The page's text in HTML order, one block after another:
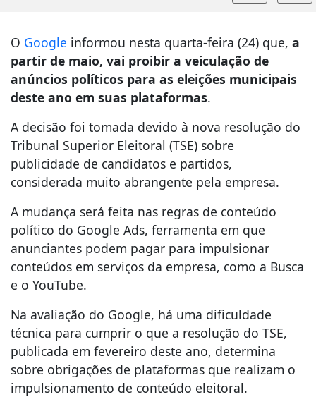
O Google informou nesta quarta-feira (24) que, a
partir de maio, vai proibir a veiculação de
anúncios políticos para as eleições municipais
deste ano em suas plataformas.
A decisão foi tomada devido à nova resolução do
Tribunal Superior Eleitoral (TSE) sobre
publicidade de candidatos e partidos,
considerada muito abrangente pela empresa.
A mudança será feita nas regras de conteúdo
político do Google Ads, ferramenta em que
anunciantes podem pagar para impulsionar
conteúdos em serviços da empresa, como a Busca
e o YouTube.
Na avaliação do Google, há uma dificuldade
técnica para cumprir o que a resolução do TSE,
publicada em fevereiro deste ano, determina
sobre obrigações de plataformas que realizam o
impulsionamento de conteúdo eleitoral.